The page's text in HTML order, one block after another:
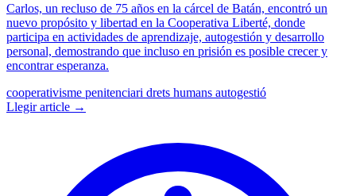
Carlos, un recluso de 75 años en la cárcel de Batán, encontró un
nuevo propósito y libertad en la Cooperativa Liberté, donde
participa en actividades de aprendizaje, autogestión y desarrollo
personal, demostrando que incluso en prisión es posible crecer y
encontrar esperanza.
cooperativisme penitenciari drets humans autogestió
Llegir article →